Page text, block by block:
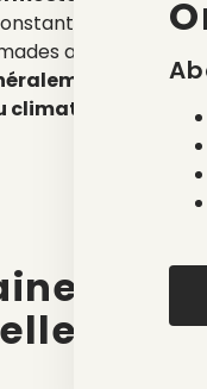
Les
afin de se
plus
climat.
de